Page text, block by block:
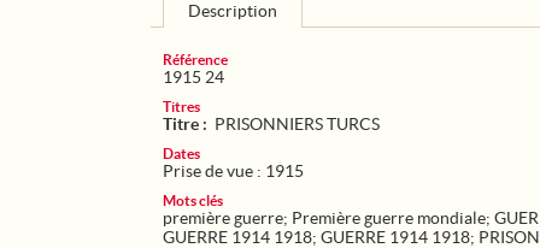
Description
Référence
1915 24
Titres
Titre : PRISONNIERS TURCS
Dates
Prise de vue : 1915
Mots clés
première guerre; Première guerre mondiale;
GUERRE 1914 1918; GUERRE 1914 1918;